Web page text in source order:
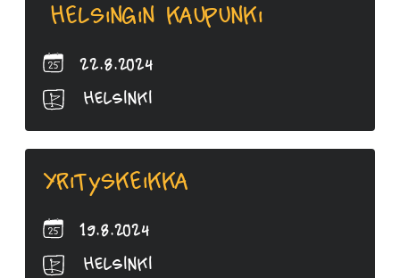
Helsingin kaupunki
22.8.2024
Helsinki
Yrityskeikka
19.8.2024
Helsinki